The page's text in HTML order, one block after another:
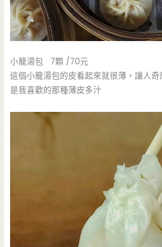
小籠湯包 7顆 /70元
這個小籠湯包的皮看起來就很薄，讓人奇
是我喜歡的那種薄皮多汁